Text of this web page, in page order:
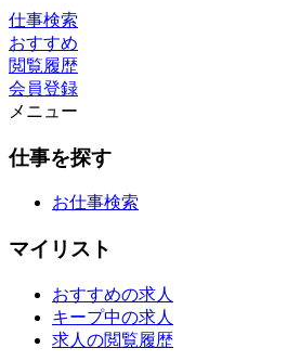
仕事検索
おすすめ
閲覧履歴
会員登録
メニュー
仕事を探す
お仕事検索
マイリスト
おすすめの求人
キープ中の求人
求人の閲覧履歴